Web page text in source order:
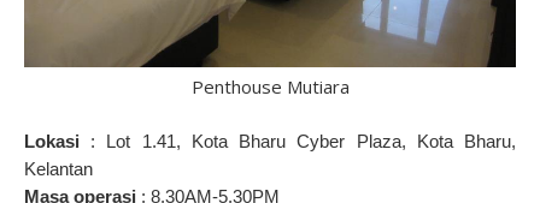
Penthouse Mutiara
Lokasi : Lot 1.41, Kota Bharu Cyber Plaza, Kota Bharu,
Kelantan
Masa operasi : 8.30AM-5.30PM